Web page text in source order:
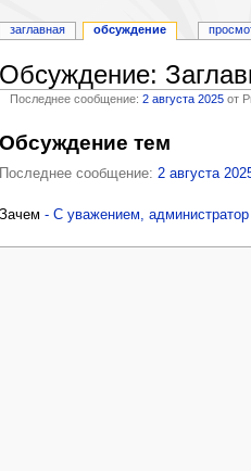
Обсуждение:
Последнее сообщение:2 августа 2025 от
к
навигации
к
поиску
Обсуждение тем
Последнее сообщение: 2 августа
Зачем - С уважением, администратор
заглавная обсуждение